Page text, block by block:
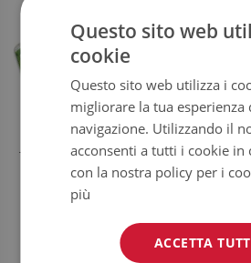
TAPPETO MODERNO MOTIVO DI
CITTÀ CON STRADE ED EDIFICI
39.99€
COMPRA
Questo sito web
cookie
Questo sito web utilizza i
migliorare la tua esperienza
navigazione. Utilizzando il
acconsenti a tutti i cookie in
con la nostra policy per i
più
ACCETTA